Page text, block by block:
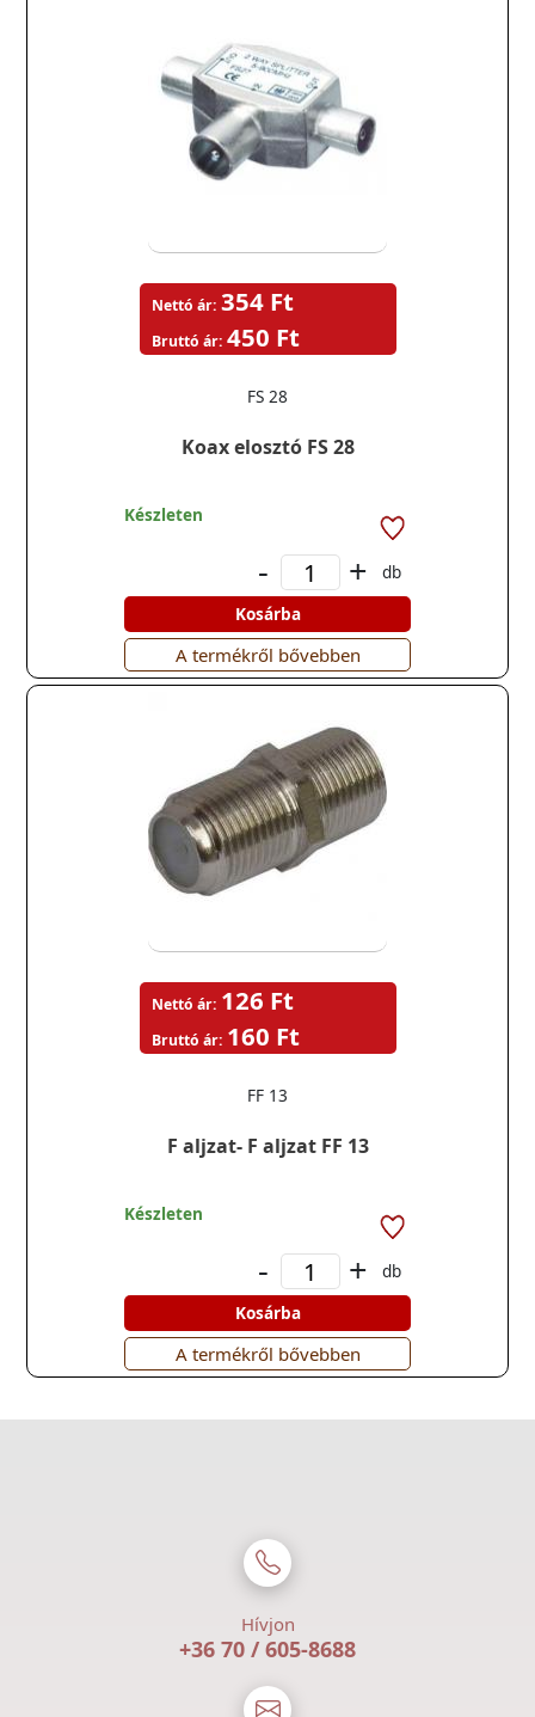
Koax elosztó FS 28
FS 28
Nettó ár: 354 Ft
Bruttó ár: 450 Ft
Készleten
- +
db
Kosárba
A termékről bővebben
F aljzat- F aljzat FF 13
FF 13
Nettó ár: 126 Ft
Bruttó ár: 160 Ft
Készleten
- +
db
Kosárba
A termékről bővebben
Hívjon
+36 70 / 605-8688